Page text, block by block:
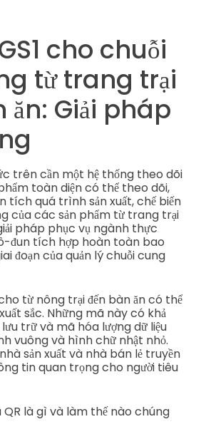
cho chuỗi
từ trang trại
ăn: Giải pháp
trên cần một hệ thống theo dõi
toàn diện có thể theo dõi,
tích quá trình sản xuất, chế biến
của các sản phẩm từ trang trại
pháp phục vụ ngành thực
đun tích hợp hoàn toàn bao
đoạn của quản lý chuỗi cung
từ nông trại đến bàn ăn có thể
sắc. Những mã này có khả
lưu trữ và mã hóa lượng dữ liệu
vuông và hình chữ nhật nhỏ.
sản xuất và nhà bán lẻ truyền
tin quan trọng cho người tiêu
QR là gì và làm thế nào chúng